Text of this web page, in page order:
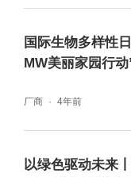
少年发出诚挚
爱与对未来的
图，与内地青
园。
国际生物多样性
MW美丽家园行动
厂商 4年前
以绿色驱动未来